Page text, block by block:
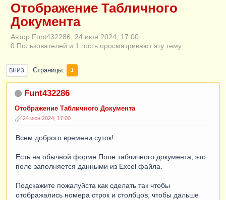
Отображение Табличного
Документа
Автор Funt432286, 24 июн 2024, 17:00
0 Пользователей и 1 гость просматривают эту тему.
ВНИЗ Страницы 1
Funt432286
Отображение Табличного Документа
24 июн 2024, 17:00
Всем доброго времени суток!
Есть на обычной форме Поле табличного документа, это
поле заполняется данными из Excel файла.
Подскажите пожалуйста как сделать так чтобы
отображались номера строк и столбцов, чтобы дальше